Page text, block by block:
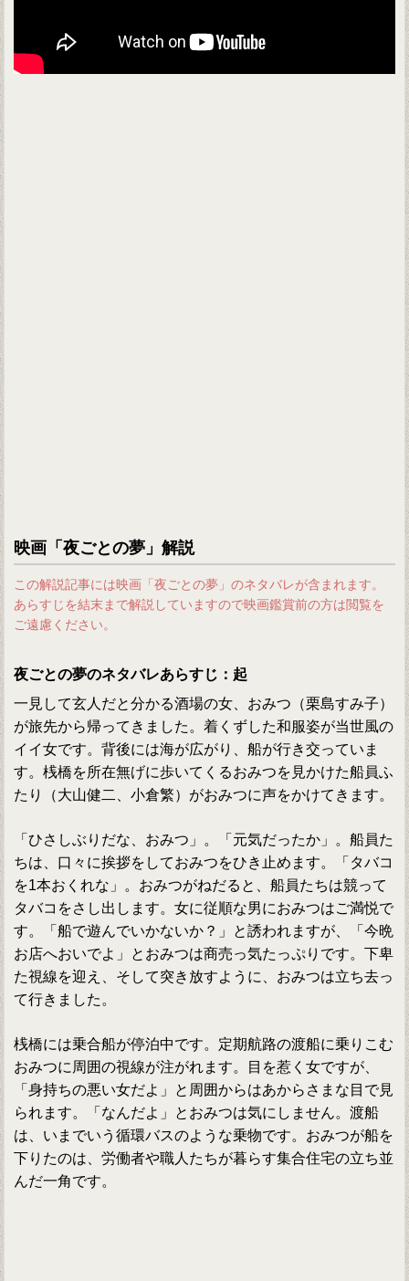
映画「夜ごとの夢」解説
この解説記事には映画「夜ごとの夢」のネタバレが含まれます。
あらすじを結末まで解説していますので映画鑑賞前の方は閲覧を
ご遠慮ください。
夜ごとの夢のネタバレあらすじ：起
一見して玄人だと分かる酒場の女、おみつ（栗島すみ子）
が旅先から帰ってきました。着くずした和服姿が当世風の
イイ女です。背後には海が広がり、船が行き交っていま
す。桟橋を所在無げに歩いてくるおみつを見かけた船員ふ
たり（大山健二、小倉繁）がおみつに声をかけてきます。
「ひさしぶりだな、おみつ」。「元気だったか」。船員た
ちは、口々に挨拶をしておみつをひき止めます。「タバコ
を1本おくれな」。おみつがねだると、船員たちは競って
タバコをさし出します。女に従順な男におみつはご満悦で
す。「船で遊んでいかないか？」と誘われますが、「今晩
お店へおいでよ」とおみつは商売っ気たっぷりです。下卑
た視線を迎え、そして突き放すように、おみつは立ち去っ
て行きました。
桟橋には乗合船が停泊中です。定期航路の渡船に乗りこむ
おみつに周囲の視線が注がれます。目を惹く女ですが、
「身持ちの悪い女だよ」と周囲からはあからさまな目で見
られます。「なんだよ」とおみつは気にしません。渡船
は、いまでいう循環バスのような乗物です。おみつが船を
下りたのは、労働者や職人たちが暮らす集合住宅の立ち並
んだ一角です。